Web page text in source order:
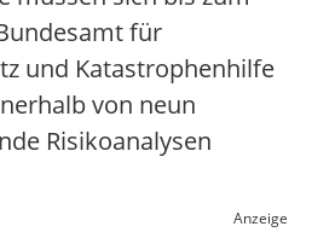
für
und Katastrophenhilfe
von neun
Risikoanalysen
Anzeige